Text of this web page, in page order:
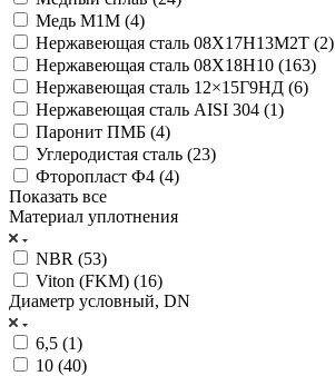
Медь М1М (4)
Нержавеющая сталь 08Х17Н13М2Т (2)
Нержавеющая сталь 08Х18Н10 (163)
Нержавеющая сталь 12×15Г9НД (6)
Нержавеющая сталь AISI 304 (1)
Паронит ПМБ (4)
Углеродистая сталь (23)
Фторопласт Ф4 (4)
Показать все
Материал уплотнения
NBR (53)
Viton (FKM) (16)
Диаметр условный, DN
6,5 (1)
10 (40)